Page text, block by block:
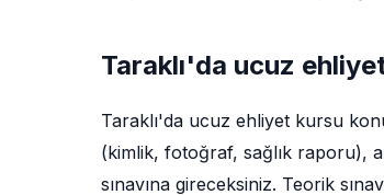
Taraklı'da ucuz
Taraklı'da ucuz ehliyet kursu
(kimlik, fotoğraf, sağlık raporu),
sınavına gireceksiniz. Teorik